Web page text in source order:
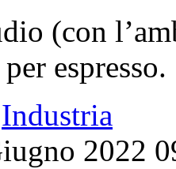
(con
espresso.
Industria
2022